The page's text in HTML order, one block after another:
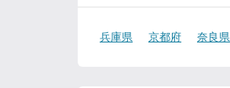
兵庫県 京都府 奈良県